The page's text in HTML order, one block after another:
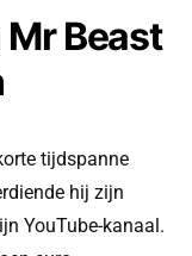
Beast
tijdspanne
hij zijn
YouTube-kanaal.